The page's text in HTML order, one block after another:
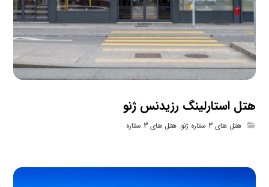
هتل استارلینگ رزیدنس ژنو
هتل های 3 ستاره ژنو ,هتل های 3 ستاره